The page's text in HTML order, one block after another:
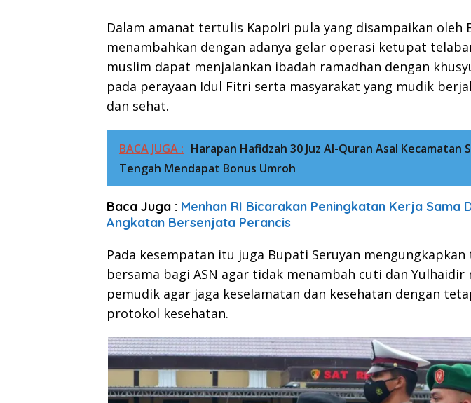
Dalam amanat tertulis Kapolri pula yang disampaikan oleh
menambahkan dengan adanya gelar operasi ketupat
muslim dapat menjalankan ibadah ramadhan dengan
pada perayaan Idul Fitri serta masyarakat yang mudik
dan sehat.
BACA JUGA : Harapan Hafidzah 30 Juz Al-Quran Asal Kecamatan
Tengah Mendapat Bonus Umroh
Baca Juga : Menhan RI Bicarakan Peningkatan Kerja Sama
Angkatan Bersenjata Perancis
Pada kesempatan itu juga Bupati Seruyan
bersama bagi ASN agar tidak menambah cuti dan
pemudik agar jaga keselamatan dan kesehatan dengan
protokol kesehatan.